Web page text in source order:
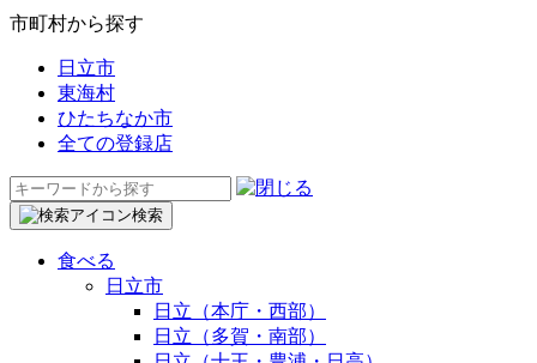
市町村から探す
日立市
東海村
ひたちなか市
全ての登録店
検
索:
検索
食べる
日立市
日立（本庁・西部）
日立（多賀・南部）